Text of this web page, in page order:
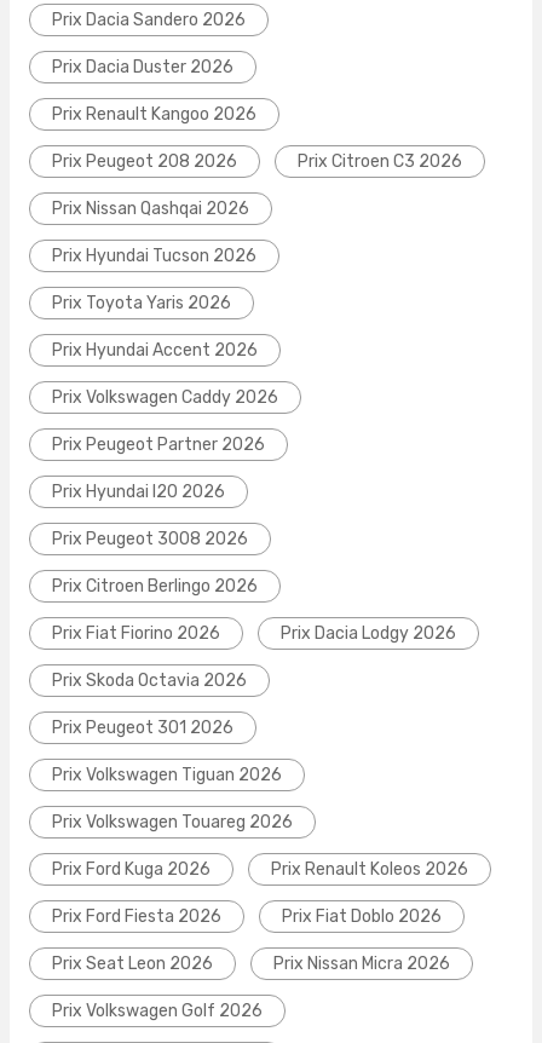
Prix Dacia Sandero 2026
Prix Dacia Duster 2026
Prix Renault Kangoo 2026
Prix Peugeot 208 2026 Prix Citroen C3 2026
Prix Nissan Qashqai 2026
Prix Hyundai Tucson 2026
Prix Toyota Yaris 2026
Prix Hyundai Accent 2026
Prix Volkswagen Caddy 2026
Prix Peugeot Partner 2026
Prix Hyundai I20 2026
Prix Peugeot 3008 2026
Prix Citroen Berlingo 2026
Prix Fiat Fiorino 2026 Prix Dacia Lodgy 2026
Prix Skoda Octavia 2026
Prix Peugeot 301 2026
Prix Volkswagen Tiguan 2026
Prix Volkswagen Touareg 2026
Prix Ford Kuga 2026 Prix Renault Koleos 2026
Prix Ford Fiesta 2026 Prix Fiat Doblo 2026
Prix Seat Leon 2026 Prix Nissan Micra 2026
Prix Volkswagen Golf 2026